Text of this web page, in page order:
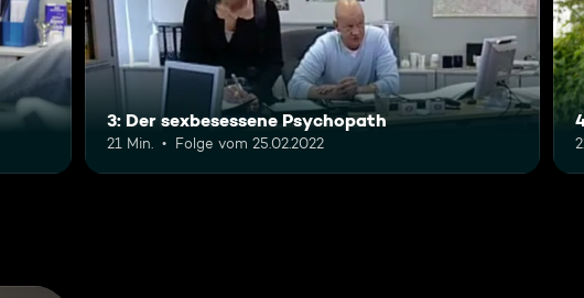
3: Der sexbesessene Psychopath
21 Min. Folge vom 25.02.2022